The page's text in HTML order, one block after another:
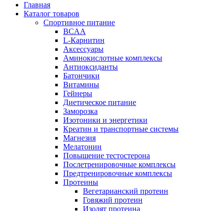
Главная
Каталог товаров
Спортивное питание
BCAA
L-Карнитин
Аксессуары
Аминокислотные комплексы
Антиоксиданты
Батончики
Витамины
Гейнеры
Диетическое питание
Заморозка
Изотоники и энергетики
Креатин и транспортные системы
Магнезия
Мелатонин
Повышение тестостерона
Послетренировочные комплексы
Предтренировочные комплексы
Протеины
Вегетарианский протеин
Говяжий протеин
Изолят протеина